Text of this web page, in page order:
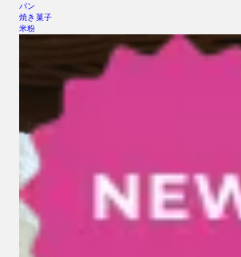
パン
焼き菓子
米粉